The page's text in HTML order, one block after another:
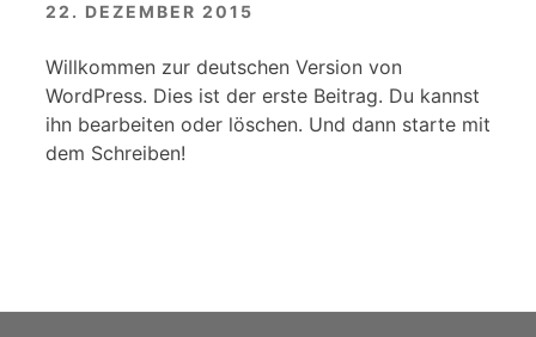
22. DEZEMBER 2015
Willkommen zur deutschen Version von
WordPress. Dies ist der erste Beitrag. Du kannst
ihn bearbeiten oder löschen. Und dann starte mit
dem Schreiben!